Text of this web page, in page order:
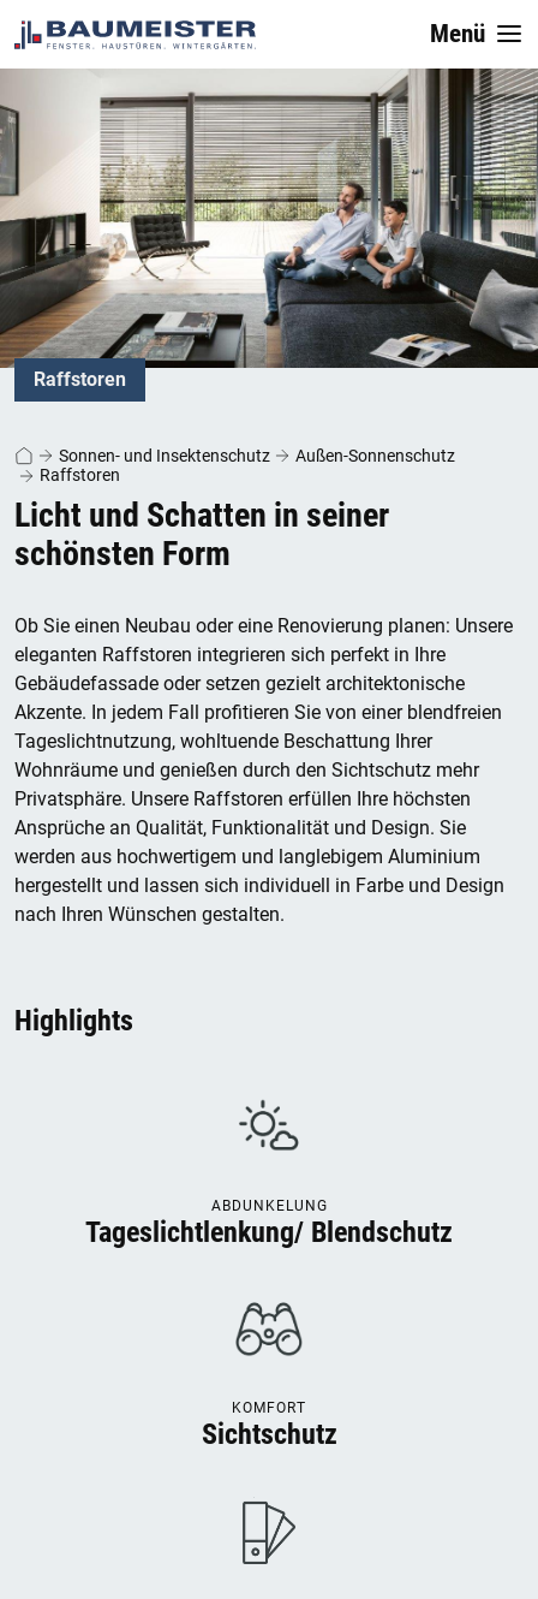
Menü
Raffstoren
Sonnen- und Insektenschutz
Außen-Sonnenschutz
Raffstoren
Licht und Schatten in seiner
schönsten Form
Ob Sie einen Neubau oder eine Renovierung planen: Unsere
eleganten Raffstoren integrieren sich perfekt in Ihre
Gebäudefassade oder setzen gezielt architektonische
Akzente. In jedem Fall profitieren Sie von einer blendfreien
Tageslichtnutzung, wohltuende Beschattung Ihrer
Wohnräume und genießen durch den Sichtschutz mehr
Privatsphäre. Unsere Raffstoren erfüllen Ihre höchsten
Ansprüche an Qualität, Funktionalität und Design. Sie
werden aus hochwertigem und langlebigem Aluminium
hergestellt und lassen sich individuell in Farbe und Design
nach Ihren Wünschen gestalten.
Highlights
ABDUNKELUNG
Tageslichtlenkung/ Blendschutz
KOMFORT
Sichtschutz